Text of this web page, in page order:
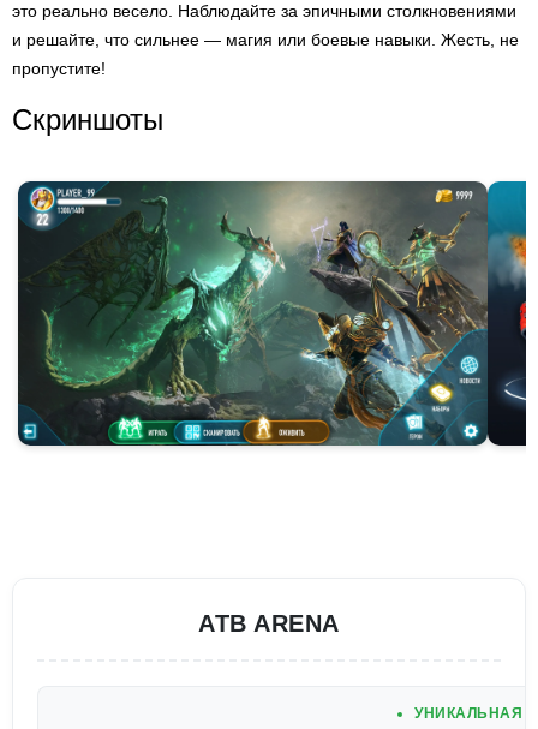
это реально весело. Наблюдайте за эпичными столкновениями
и решайте, что сильнее — магия или боевые навыки. Жесть, не
пропустите!
Скриншоты
ATB ARENA
УНИКАЛЬНАЯ